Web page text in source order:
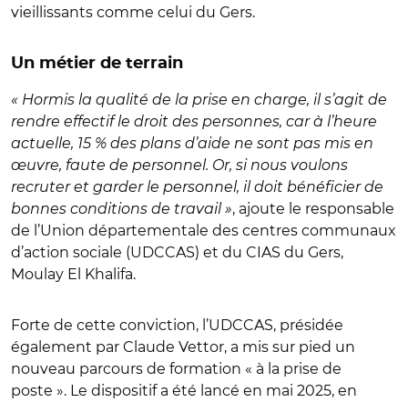
vieillissants comme celui du Gers.
Un métier de terrain
« Hormis la qualité de la prise en charge, il s’agit de
rendre effectif le droit des personnes, car à l’heure
actuelle, 15 % des plans d’aide ne sont pas mis en
œuvre, faute de personnel. Or, si nous voulons
recruter et garder le personnel, il doit bénéficier de
bonnes conditions de travail », ajoute le responsable
de l’Union départementale des centres communaux
d’action sociale (UDCCAS) et du CIAS du Gers,
Moulay El Khalifa.
Forte de cette conviction, l’UDCCAS, présidée
également par Claude Vettor, a mis sur pied un
nouveau parcours de formation « à la prise de
poste ». Le dispositif a été lancé en mai 2025, en